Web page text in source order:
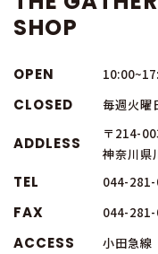
SHOP
OPEN
CLOSED 毎週火曜
ADDLESS
〒214-
神奈川県
TEL 044-
FAX 044-
ACCESS 小田急